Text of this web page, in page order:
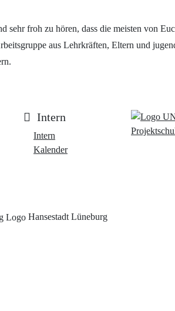
froh zu hören, dass die meisten von
aus Lehrkräften, Eltern und
Intern
Intern
Kalender
Hansestadt Lüneburg